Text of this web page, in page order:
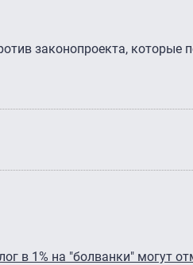
законопроекта, которые
в 1% на "болванки" могут